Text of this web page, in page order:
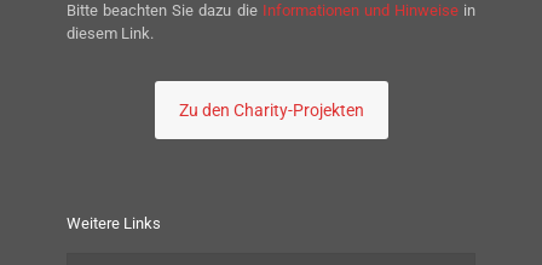
Bitte beachten Sie dazu die Informationen und Hinweisein
diesem Link.
Zu den Charity-Projekten
Weitere Links